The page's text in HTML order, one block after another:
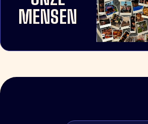
MENSEN